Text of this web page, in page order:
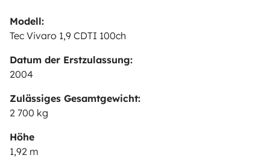
Modell:
Tec Vivaro 1,9 CDTI 100ch
Datum der Erstzulassung:
2004
Zulässiges Gesamtgewicht:
2 700 kg
Höhe
1,92 m